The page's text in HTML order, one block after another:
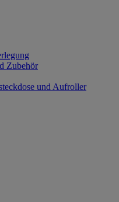
Zubehör
und Aufroller